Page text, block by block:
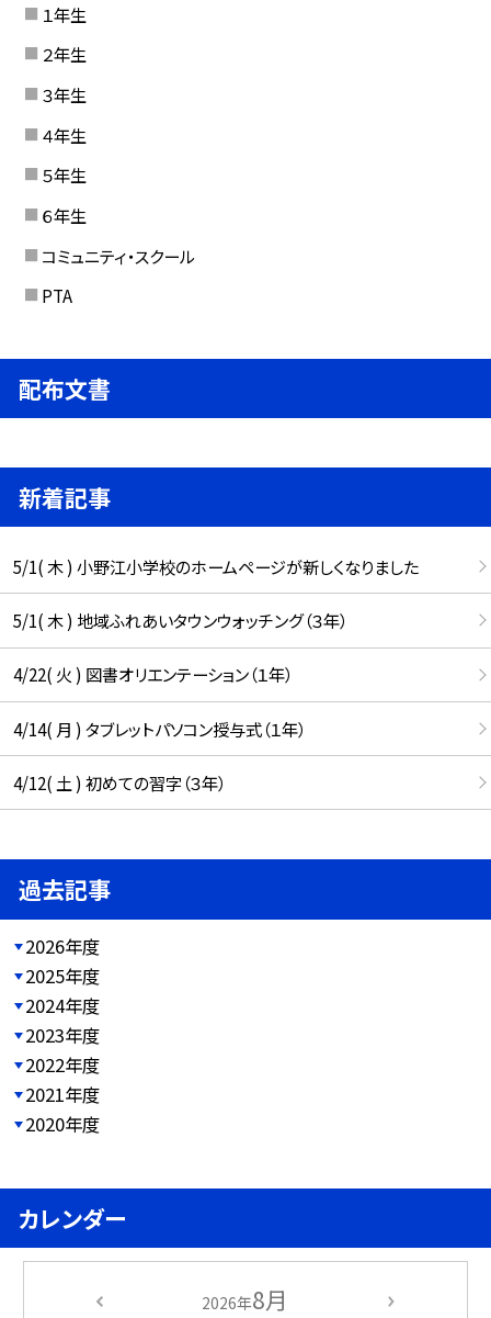
１年生
２年生
３年生
４年生
５年生
６年生
コミュニティ・スクール
PTA
配布文書
新着記事
5/1( 木 ) 小野江小学校のホームページが新しくなりました
5/1( 木 ) 地域ふれあいタウンウォッチング（３年）
4/22( 火 ) 図書オリエンテーション（１年）
4/14( 月 ) タブレットパソコン授与式（１年）
4/12( 土 ) 初めての習字（３年）
過去記事
2026年度
2025年度
2024年度
2023年度
2022年度
2021年度
2020年度
カレンダー
2026年8月